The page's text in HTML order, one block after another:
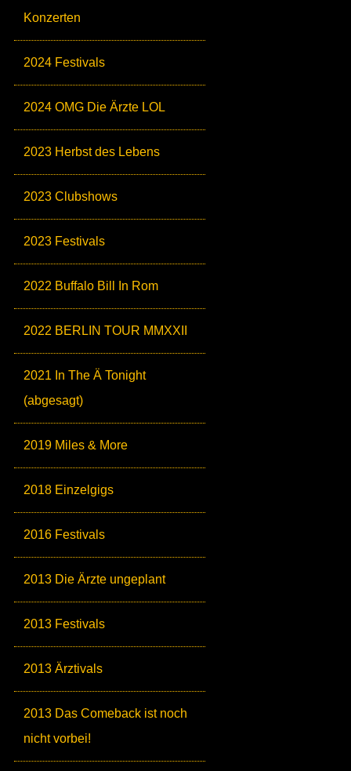
Konzerten
2024 Festivals
2024 OMG Die Ärzte LOL
2023 Herbst des Lebens
2023 Clubshows
2023 Festivals
2022 Buffalo Bill In Rom
2022 BERLIN TOUR MMXXII
2021 In The Ä Tonight
(abgesagt)
2019 Miles & More
2018 Einzelgigs
2016 Festivals
2013 Die Ärzte ungeplant
2013 Festivals
2013 Ärztivals
2013 Das Comeback ist noch
nicht vorbei!